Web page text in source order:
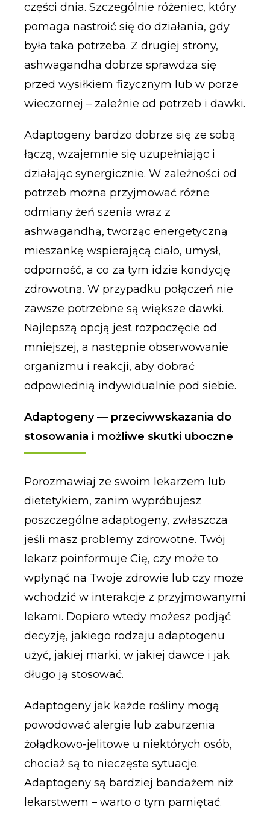
części dnia. Szczególnie różeniec, który
pomaga nastroić się do działania, gdy
była taka potrzeba. Z drugiej strony,
ashwagandha dobrze sprawdza się
przed wysiłkiem fizycznym lub w porze
wieczornej – zależnie od potrzeb i dawki.
Adaptogeny bardzo dobrze się ze sobą
łączą, wzajemnie się uzupełniając i
działając synergicznie. W zależności od
potrzeb można przyjmować różne
odmiany żeń szenia wraz z
ashwagandhą, tworząc energetyczną
mieszankę wspierającą ciało, umysł,
odporność, a co za tym idzie kondycję
zdrowotną. W przypadku połączeń nie
zawsze potrzebne są większe dawki.
Najlepszą opcją jest rozpoczęcie od
mniejszej, a następnie obserwowanie
organizmu i reakcji, aby dobrać
odpowiednią indywidualnie pod siebie.
Adaptogeny — przeciwwskazania do
stosowania i możliwe skutki uboczne
Porozmawiaj ze swoim lekarzem lub
dietetykiem, zanim wypróbujesz
poszczególne adaptogeny, zwłaszcza
jeśli masz problemy zdrowotne. Twój
lekarz poinformuje Cię, czy może to
wpłynąć na Twoje zdrowie lub czy może
wchodzić w interakcje z przyjmowanymi
lekami. Dopiero wtedy możesz podjąć
decyzję, jakiego rodzaju adaptogenu
użyć, jakiej marki, w jakiej dawce i jak
długo ją stosować.
Adaptogeny jak każde rośliny mogą
powodować alergie lub zaburzenia
żołądkowo-jelitowe u niektórych osób,
chociaż są to nieczęste sytuacje.
Adaptogeny są bardziej bandażem niż
lekarstwem – warto o tym pamiętać.